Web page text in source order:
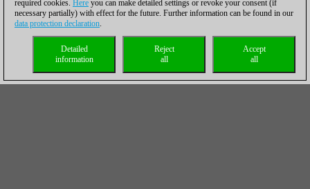
required cookies. Here you can make detailed settings or revoke your consent (if
necessary partially) with effect for the future. Further information can be found in our
data protection declaration.
Accept
all
Reject
all
Detailed
information